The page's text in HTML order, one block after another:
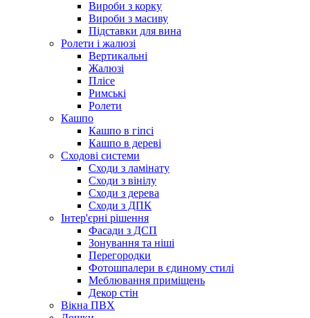
Вироби з корку
Вироби з масиву
Підставки для вина
Ролети і жалюзі
Вертикальні
Жалюзі
Плісе
Римські
Ролети
Кашпо
Кашпо в гіпсі
Кашпо в дереві
Сходові системи
Сходи з ламінату
Сходи з вінілу
Сходи з дерева
Сходи з ДПК
Інтер'єрні рішення
Фасади з ДСП
Зонування та ніші
Перегородки
Фотошпалери в єдиному стилі
Меблювання приміщень
Декор стін
Вікна ПВХ